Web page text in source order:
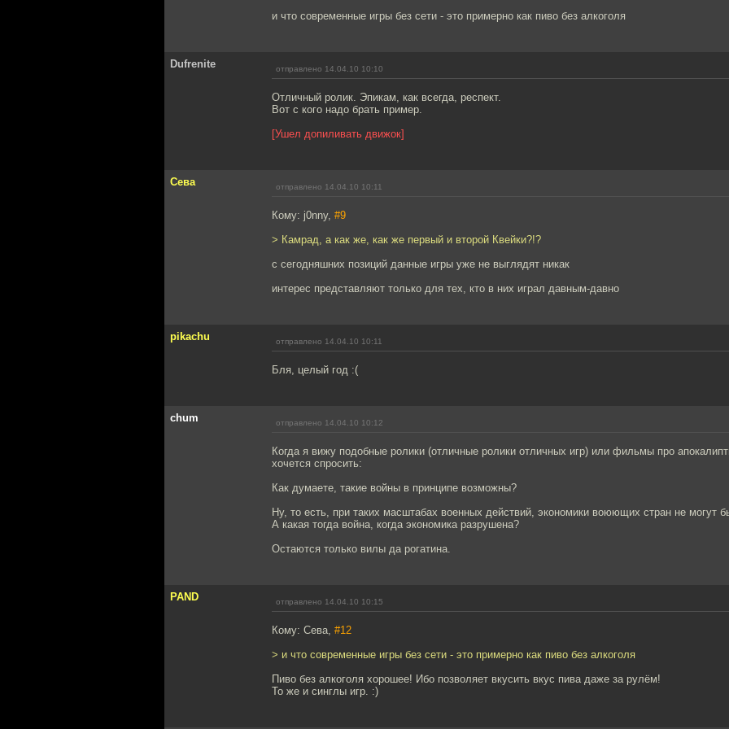
и что современные игры без сети - это примерно как пиво без алкоголя
Dufrenite отправлено 14.04.10 10:10
Отличный ролик. Эпикам, как всегда, респект.
Вот с кого надо брать пример.
[Ушел допиливать движок]
Сева отправлено 14.04.10 10:11
Кому: j0nny, #9
> Камрад, а как же, как же первый и второй Квейки?!?
с сегодняшних позиций данные игры уже не выглядят никак
интерес представляют только для тех, кто в них играл давным-давно
pikachu отправлено 14.04.10 10:11
Бля, целый год :(
chum отправлено 14.04.10 10:12
Когда я вижу подобные ролики (отличные ролики отличных игр) или фильмы про
хочется спросить:
Как думаете, такие войны в принципе возможны?
Ну, то есть, при таких масштабах военных действий, экономики воюющих стран не могут
А какая тогда война, когда экономика разрушена?
Остаются только вилы да рогатина.
PAND отправлено 14.04.10 10:15
Кому: Сева, #12
> и что современные игры без сети - это примерно как пиво без алкоголя
Пиво без алкоголя хорошее! Ибо позволяет вкусить вкус пива даже за рулём!
То же и синглы игр. :)